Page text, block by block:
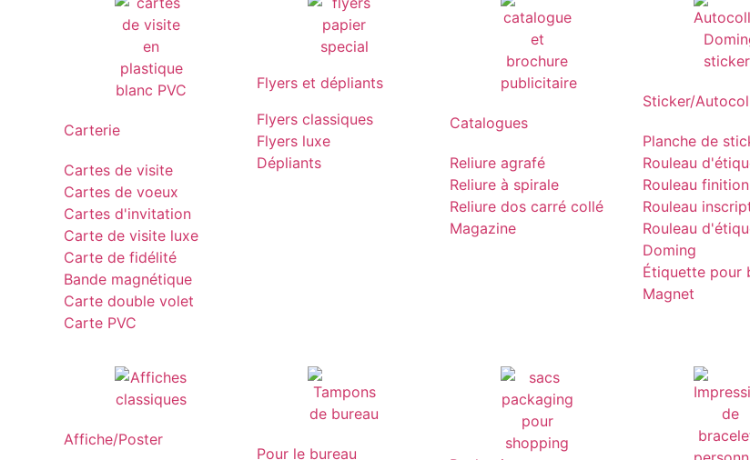
Carterie
Cartes de visite
Cartes de voeux
Cartes d'invitation
Carte de visite luxe
Carte de fidélité
Bande magnétique
Carte double volet
Carte PVC
Flyers et dépliants
Flyers classiques
Flyers luxe
Dépliants
Catalogues
Reliure agrafé
Reliure à spirale
Reliure dos carré collé
Magazine
Sticker/
Planche de
Rouleau
Rouleau
Rouleau
Rouleau
Doming
Étiquette pour
Magnet
Affiche/Poster
Pour le bureau